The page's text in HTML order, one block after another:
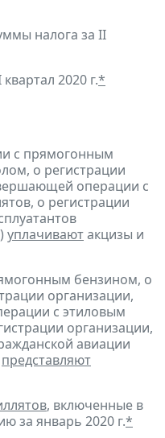
налога за II
квартал 2020 г.*
с прямогонным
о регистрации
операции с
о регистрации
уплачиваютакцизы и
бензином, о
организации,
с этиловым
организации,
авиации
представляют
, включенные в
за январь 2020 г.*